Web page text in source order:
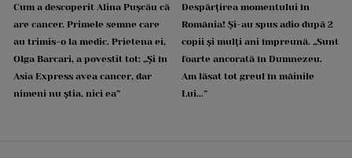
Cum a descoperit Alina Pușcău că
are cancer. Primele semne care
au trimis-o la medic. Prietena ei,
Olga Barcari, a povestit tot: „Și în
Asia Express avea cancer, dar
nimeni nu știa, nici ea”
Despărțirea momentului în
România! Și-au spus adio după 2
copii și mulți ani împreună. „Sunt
foarte ancorată în Dumnezeu.
Am lăsat tot greul în mâinile
Lui...”